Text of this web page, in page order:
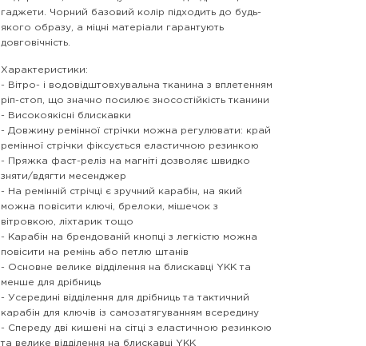
гаджети. Чорний базовий колір підходить до будь-
якого образу, а міцні матеріали гарантують
довговічність.
Характеристики:
- Вітро- і водовідштовхувальна тканина з вплетенням
ріп-стоп, що значно посилює зносостійкість тканини
- Високоякісні блискавки
- Довжину ремінної стрічки можна регулювати: край
ремінної стрічки фіксується еластичною резинкою
- Пряжка фаст-реліз на магніті дозволяє швидко
зняти/вдягти месенджер
- На ремінній стрічці є зручний карабін, на який
можна повісити ключі, брелоки, мішечок з
вітровкою, ліхтарик тощо
- Карабін на брендованій кнопці з легкістю можна
повісити на ремінь або петлю штанів
- Основне велике відділення на блискавці YKK та
менше для дрібниць
- Усередині відділення для дрібниць та тактичний
карабін для ключів із самозатягуванням всередину
- Спереду дві кишені на сітці з еластичною резинкою
та велике відділення на блискавці YKK